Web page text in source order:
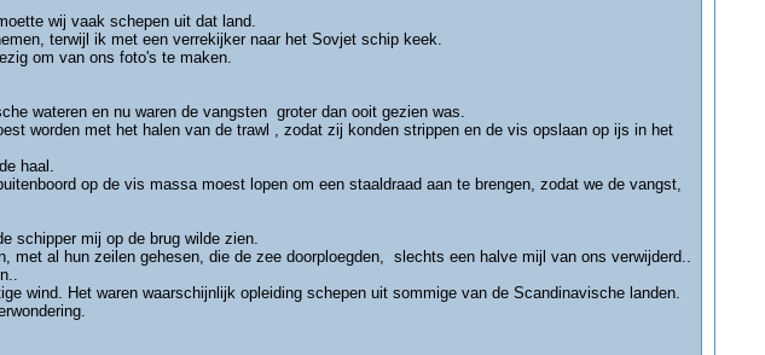
wij vaak schepen uit dat land.
terwijl ik met een verrekijker naar het Sovjet schip keek.
om van ons foto's te maken.
wateren en nu waren de vangsten groter dan ooit gezien was.
worden met het halen van de trawl , zodat zij konden strippen en de vis opslaan op ijs in het
haal.
op de vis massa moest lopen om een staaldraad aan te brengen, zodat we de vangst,
schipper mij op de brug wilde zien.
met al hun zeilen gehesen, die de zee doorploegden, slechts een halve mijl van ons verwijderd..
wind. Het waren waarschijnlijk opleiding schepen uit sommige van de Scandinavische landen.